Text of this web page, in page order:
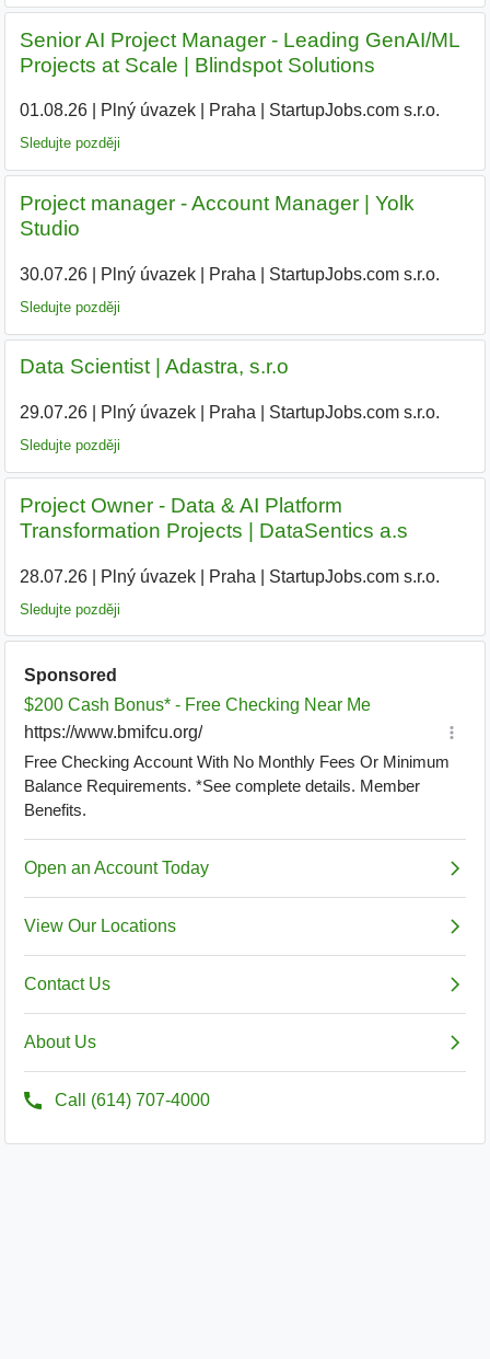
Senior AI Project Manager - Leading GenAI/ML
Projects at Scale | Blindspot Solutions
01.08.26| Plný úvazek| Praha StartupJobs.com s.r.o.
Sledujte později
Project manager - Account Manager | Yolk
Studio
30.07.26| Plný úvazek| Praha StartupJobs.com s.r.o.
Sledujte později
Data Scientist | Adastra, s.r.o
29.07.26| Plný úvazek| Praha StartupJobs.com s.r.o.
Sledujte později
Project Owner - Data & AI Platform
Transformation Projects | DataSentics a.s
28.07.26| Plný úvazek| Praha StartupJobs.com s.r.o.
Sledujte později